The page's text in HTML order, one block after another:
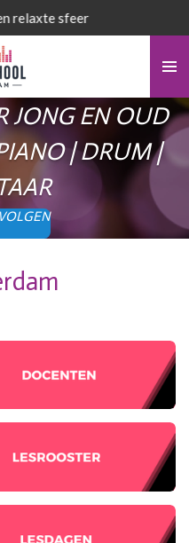
relaxte sfeer
JONG EN OUD
| DRUM |